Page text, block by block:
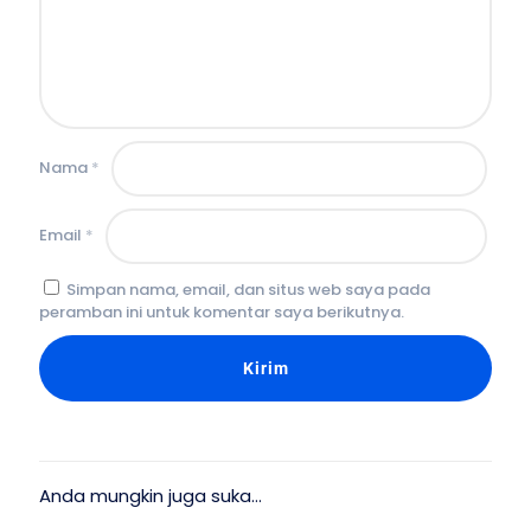
Nama *
Email *
Simpan nama, email, dan situs web saya pada
peramban ini untuk komentar saya berikutnya.
Anda mungkin juga suka…